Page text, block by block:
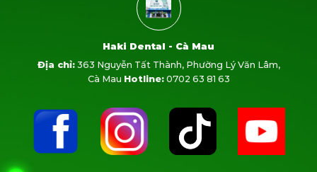
Haki Dental - Cà Mau
Địa chỉ:363 Nguyễn Tất Thành, Phường Lý Văn Lâm,
Cà Mau Hotline:0702 63 81 63